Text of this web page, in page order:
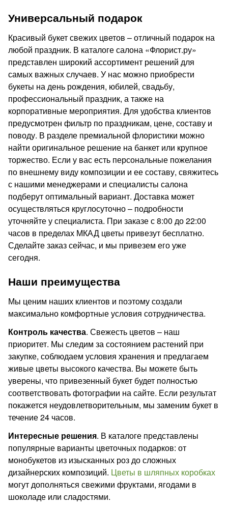
Универсальный подарок
Красивый букет свежих цветов – отличный подарок на
любой праздник. В каталоге салона «Флорист.ру»
представлен широкий ассортимент решений для
самых важных случаев. У нас можно приобрести
букеты на день рождения, юбилей, свадьбу,
профессиональный праздник, а также на
корпоративные мероприятия. Для удобства клиентов
предусмотрен фильтр по праздникам, цене, составу и
поводу. В разделе премиальной флористики можно
найти оригинальное решение на банкет или крупное
торжество. Если у вас есть персональные пожелания
по внешнему виду композиции и ее составу, свяжитесь
с нашими менеджерами и специалисты салона
подберут оптимальный вариант. Доставка может
осуществляться круглосуточно – подробности
уточняйте у специалиста. При заказе с 8:00 до 22:00
часов в пределах МКАД цветы привезут бесплатно.
Сделайте заказ сейчас, и мы привезем его уже
сегодня.
Наши преимущества
Мы ценим наших клиентов и поэтому создали
максимально комфортные условия сотрудничества.
Контроль качества. Свежесть цветов – наш
приоритет. Мы следим за состоянием растений при
закупке, соблюдаем условия хранения и предлагаем
живые цветы высокого качества. Вы можете быть
уверены, что привезенный букет будет полностью
соответствовать фотографии на сайте. Если результат
покажется неудовлетворительным, мы заменим букет в
течение 24 часов.
Интересные решения. В каталоге представлены
популярные варианты цветочных подарков: от
монобукетов из изысканных роз до сложных
дизайнерских композиций. Цветы в шляпных коробках
могут дополняться свежими фруктами, ягодами в
шоколаде или сладостями.